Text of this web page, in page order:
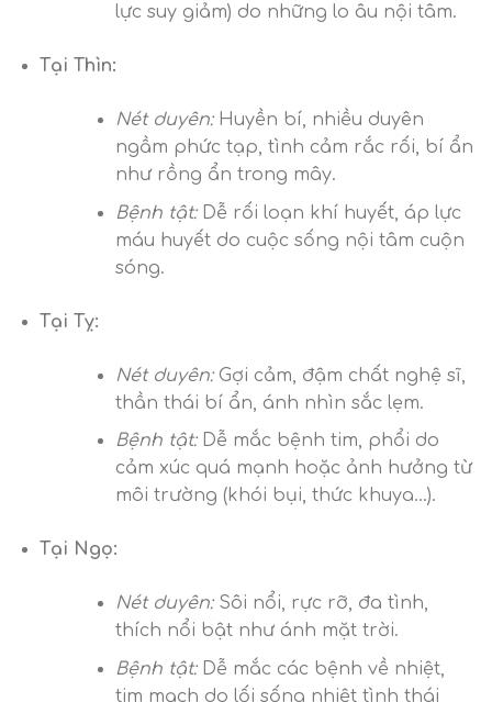
lực suy giảm) do những lo âu nội tâm.
Tại Thìn:
Nét duyên:Huyền bí, nhiều duyên
ngầm phức tạp, tình cảm rắc rối, bí ẩn
như rồng ẩn trong mây.
Bệnh tật:Dễ rối loạn khí huyết, áp lực
máu huyết do cuộc sống nội tâm cuộn
sóng.
Tại Tỵ:
Nét duyên:Gợi cảm, đậm chất nghệ sĩ,
thần thái bí ẩn, ánh nhìn sắc lẹm.
Bệnh tật:Dễ mắc bệnh tim, phổi do
cảm xúc quá mạnh hoặc ảnh hưởng từ
môi trường (khói bụi, thức khuya…).
Tại Ngọ:
Nét duyên:Sôi nổi, rực rỡ, đa tình,
thích nổi bật như ánh mặt trời.
Bệnh tật:Dễ mắc các bệnh về nhiệt,
tim mạch do lối sống nhiệt tình thái